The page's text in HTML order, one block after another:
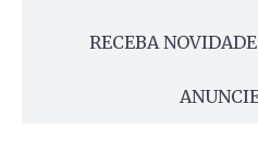
RECEBA